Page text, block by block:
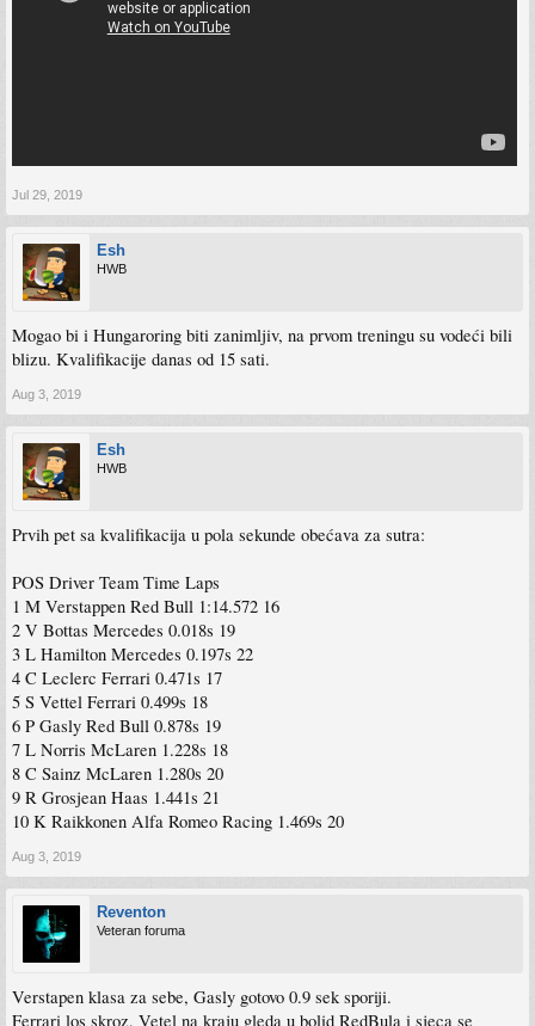
Jul 29, 2019
Esh
HWB
Mogao bi i Hungaroring biti zanimljiv, na prvom treningu su vodeći bili
blizu. Kvalifikacije danas od 15 sati.
Aug 3, 2019
Esh
HWB
Prvih pet sa kvalifikacija u pola sekunde obećava za sutra:
POS Driver Team Time Laps
1 M Verstappen Red Bull 1:14.572 16
2 V Bottas Mercedes 0.018s 19
3 L Hamilton Mercedes 0.197s 22
4 C Leclerc Ferrari 0.471s 17
5 S Vettel Ferrari 0.499s 18
6 P Gasly Red Bull 0.878s 19
7 L Norris McLaren 1.228s 18
8 C Sainz McLaren 1.280s 20
9 R Grosjean Haas 1.441s 21
10 K Raikkonen Alfa Romeo Racing 1.469s 20
Aug 3, 2019
Reventon
Veteran foruma
Verstapen klasa za sebe, Gasly gotovo 0.9 sek sporiji.
Ferrari los skroz, Vetel na kraju gleda u bolid RedBula i sjeca se